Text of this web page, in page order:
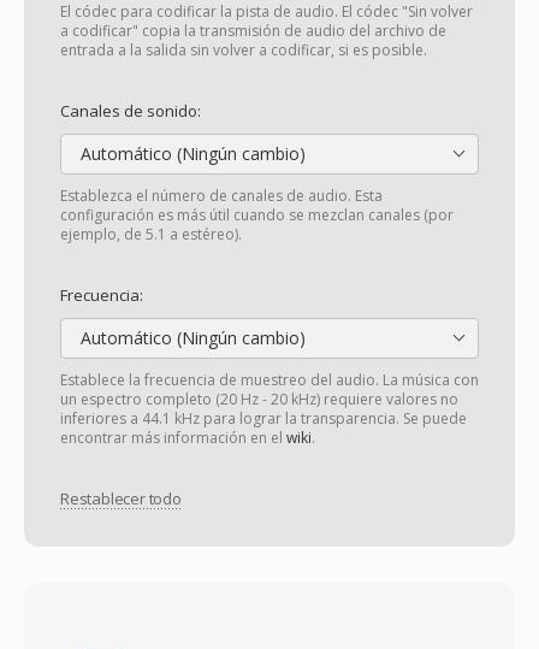
El códec para codificar la pista de audio. El códec "Sin volver
a codificar" copia la transmisión de audio del archivo de
entrada a la salida sin volver a codificar, si es posible.
Canales de sonido:
Automático (Ningún cambio)
Establezca el número de canales de audio. Esta
configuración es más útil cuando se mezclan canales (por
ejemplo, de 5.1 a estéreo).
Frecuencia:
Automático (Ningún cambio)
Establece la frecuencia de muestreo del audio. La música con
un espectro completo (20 Hz - 20 kHz) requiere valores no
inferiores a 44.1 kHz para lograr la transparencia. Se puede
encontrar más información en el wiki.
Restablecer todo